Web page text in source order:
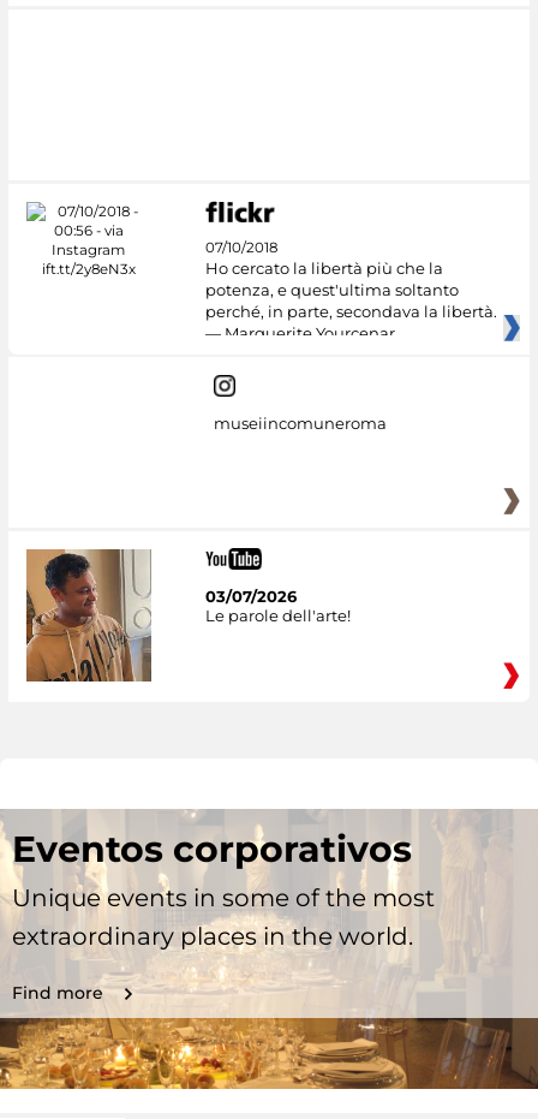
07/10/2018
Ho cercato la libertà più che la
potenza, e quest'ultima soltanto
perché, in parte, secondava la libertà.
— Marguerite Yourcenar
museiincomuneroma
03/07/2026
Le parole dell'arte!
Eventos corporativos
Unique events in some of the most
extraordinary places in the world.
Find more